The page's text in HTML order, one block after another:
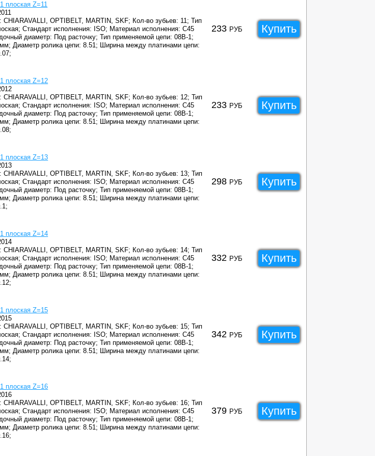
плоская Z=11
CHIARAVALLI, OPTIBELT, MARTIN, SKF; Кол-во зубьев: 11; Тип
Стандарт исполнения: ISO; Материал исполнения: C45
диаметр: Под расточку; Тип применяемой цепи: 08B-1;
Диаметр ролика цепи: 8.51; Ширина между платинами цепи:
233 РУБ Купить
плоская Z=12
CHIARAVALLI, OPTIBELT, MARTIN, SKF; Кол-во зубьев: 12; Тип
Стандарт исполнения: ISO; Материал исполнения: C45
диаметр: Под расточку; Тип применяемой цепи: 08B-1;
Диаметр ролика цепи: 8.51; Ширина между платинами цепи:
233 РУБ Купить
плоская Z=13
CHIARAVALLI, OPTIBELT, MARTIN, SKF; Кол-во зубьев: 13; Тип
Стандарт исполнения: ISO; Материал исполнения: C45
диаметр: Под расточку; Тип применяемой цепи: 08B-1;
Диаметр ролика цепи: 8.51; Ширина между платинами цепи:
298 РУБ Купить
плоская Z=14
CHIARAVALLI, OPTIBELT, MARTIN, SKF; Кол-во зубьев: 14; Тип
Стандарт исполнения: ISO; Материал исполнения: C45
диаметр: Под расточку; Тип применяемой цепи: 08B-1;
Диаметр ролика цепи: 8.51; Ширина между платинами цепи:
332 РУБ Купить
плоская Z=15
CHIARAVALLI, OPTIBELT, MARTIN, SKF; Кол-во зубьев: 15; Тип
Стандарт исполнения: ISO; Материал исполнения: C45
диаметр: Под расточку; Тип применяемой цепи: 08B-1;
Диаметр ролика цепи: 8.51; Ширина между платинами цепи:
342 РУБ Купить
плоская Z=16
CHIARAVALLI, OPTIBELT, MARTIN, SKF; Кол-во зубьев: 16; Тип
Стандарт исполнения: ISO; Материал исполнения: C45
диаметр: Под расточку; Тип применяемой цепи: 08B-1;
Диаметр ролика цепи: 8.51; Ширина между платинами цепи:
379 РУБ Купить